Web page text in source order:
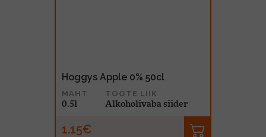
Hoggys Apple 0% 50cl
MAHT
0.5l
TOOTE LIIK
Alkoholivaba siider
1.15€